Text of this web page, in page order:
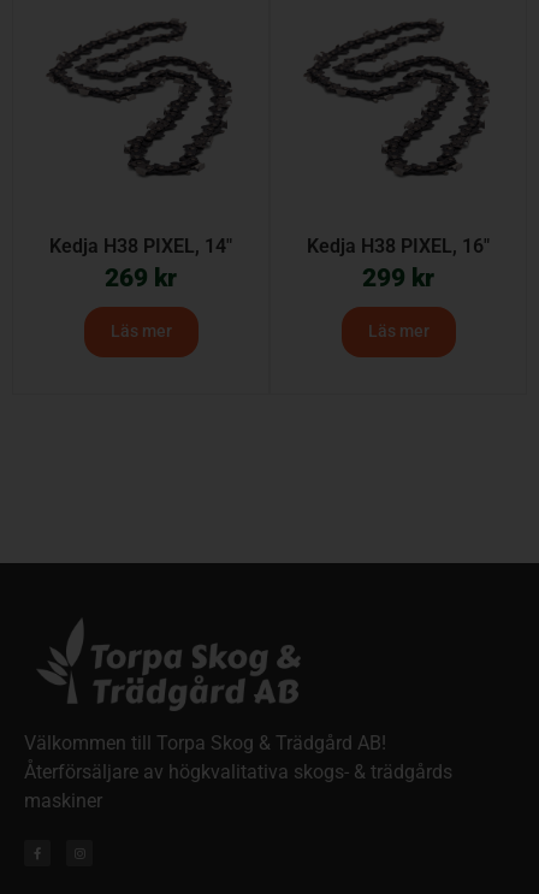
Kedja H38 PIXEL, 14″
269 kr
Läs mer
Kedja H38 PIXEL, 16″
299 kr
Läs mer
Välkommen till Torpa Skog & Trädgård AB!
Återförsäljare av högkvalitativa skogs- & trädgårds
maskiner